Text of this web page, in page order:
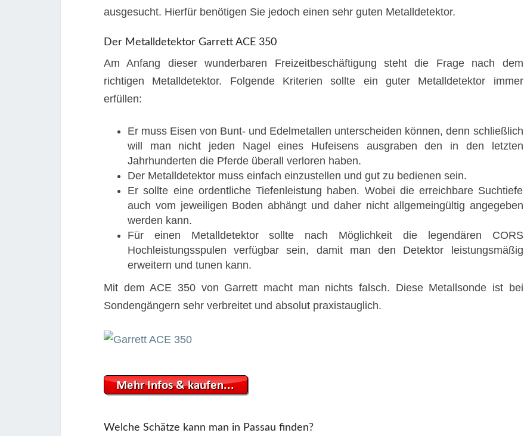
ausgesucht. Hierfür benötigen Sie jedoch einen sehr guten Metalldetektor.
Der Metalldetektor Garrett ACE 350
Am Anfang dieser wunderbaren Freizeitbeschäftigung steht die Frage nach dem
richtigen Metalldetektor. Folgende Kriterien sollte ein guter Metalldetektor immer
erfüllen:
Er muss Eisen von Bunt- und Edelmetallen unterscheiden können, denn schließlich
will man nicht jeden Nagel eines Hufeisens ausgraben den in den letzten
Jahrhunderten die Pferde überall verloren haben.
Der Metalldetektor muss einfach einzustellen und gut zu bedienen sein.
Er sollte eine ordentliche Tiefenleistung haben. Wobei die erreichbare Suchtiefe
auch vom jeweiligen Boden abhängt und daher nicht allgemeingültig angegeben
werden kann.
Für einen Metalldetektor sollte nach Möglichkeit die legendären CORS
Hochleistungsspulen verfügbar sein, damit man den Detektor leistungsmäßig
erweitern und tunen kann.
Mit dem ACE 350 von Garrett macht man nichts falsch. Diese Metallsonde ist bei
Sondengängern sehr verbreitet und absolut praxistauglich.
Welche Schätze kann man in Passau finden?